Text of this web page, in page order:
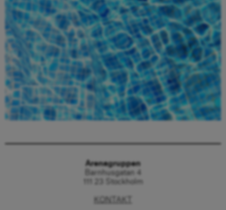
Beställ här
Arenagruppen
Barnhusgatan 4
111 23 Stockholm
KONTAKT